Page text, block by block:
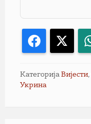
Facebook
Категорија Вијести,
Укрина